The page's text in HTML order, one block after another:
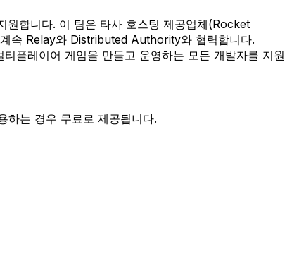
합니다. 이 팀은 타사 호스팅 제공업체(Rocket
속 Relay와 Distributed Authority와 협력합니다.
플레이어 게임을 만들고 운영하는 모든 개발자를 지원
하는 경우 무료로 제공됩니다.